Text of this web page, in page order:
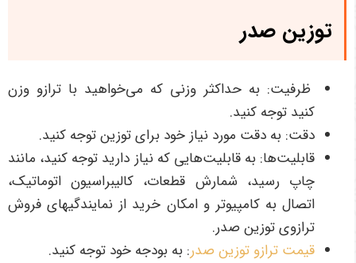
توزین صدر
ظرفیت: به حداکثر وزنی که می‌خواهید با ترازو وزن
کنید توجه کنید.
دقت: به دقت مورد نیاز خود برای توزین توجه کنید.
قابلیت‌ها: به قابلیت‌هایی که نیاز دارید توجه کنید، مانند
چاپ رسید، شمارش قطعات، کالیبراسیون اتوماتیک،
اتصال به کامپیوتر و امکان خرید از نمایندگی­های فروش
ترازوی توزین صدر.
قیمت ترازو توزین صدر: به بودجه خود توجه کنید.